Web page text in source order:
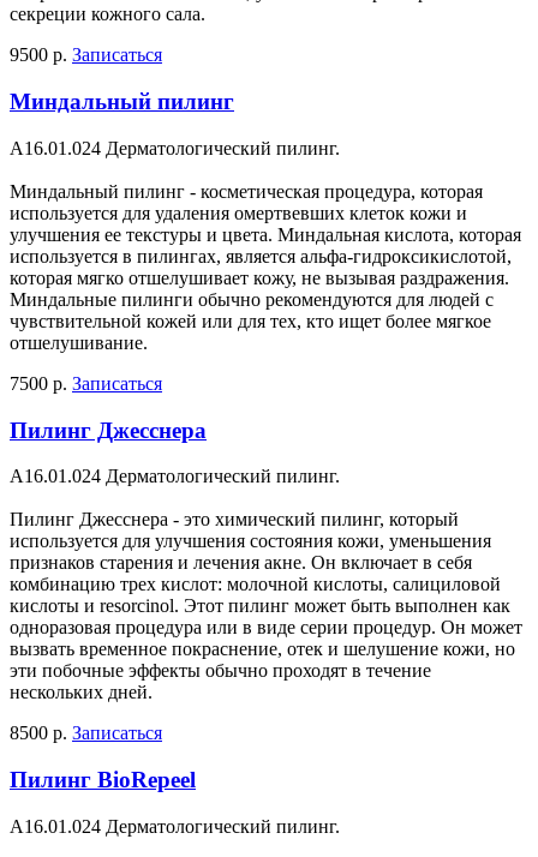
секреции кожного сала.
9500 р. Записаться
Миндальный пилинг
A16.01.024 Дерматологический пилинг.
Миндальный пилинг - косметическая процедура, которая
используется для удаления омертвевших клеток кожи и
улучшения ее текстуры и цвета. Миндальная кислота, которая
используется в пилингах, является альфа-гидроксикислотой,
которая мягко отшелушивает кожу, не вызывая раздражения.
Миндальные пилинги обычно рекомендуются для людей с
чувствительной кожей или для тех, кто ищет более мягкое
отшелушивание.
7500 р. Записаться
Пилинг Джесснера
A16.01.024 Дерматологический пилинг.
Пилинг Джесснера - это химический пилинг, который
используется для улучшения состояния кожи, уменьшения
признаков старения и лечения акне. Он включает в себя
комбинацию трех кислот: молочной кислоты, салициловой
кислоты и resorcinol. Этот пилинг может быть выполнен как
одноразовая процедура или в виде серии процедур. Он может
вызвать временное покраснение, отек и шелушение кожи, но
эти побочные эффекты обычно проходят в течение
нескольких дней.
8500 р. Записаться
Пилинг BioRepeel
A16.01.024 Дерматологический пилинг.